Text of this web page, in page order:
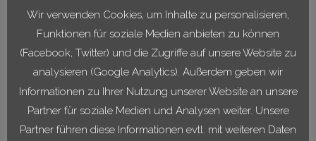
CUSTOM FIELD
Lorem ipsum dolor sit amet
Wir verwenden Cookies, um Inhalte zu personalisieren,
Funktionen für soziale Medien anbieten zu können
(Facebook, Twitter) und die Zugriffe auf unsere Website zu
analysieren (Google Analytics). Außerdem geben wir
Informationen zu Ihrer Nutzung unserer Website an unsere
Partner für soziale Medien und Analysen weiter. Unsere
Partner führen diese Informationen evtl. mit weiteren Daten